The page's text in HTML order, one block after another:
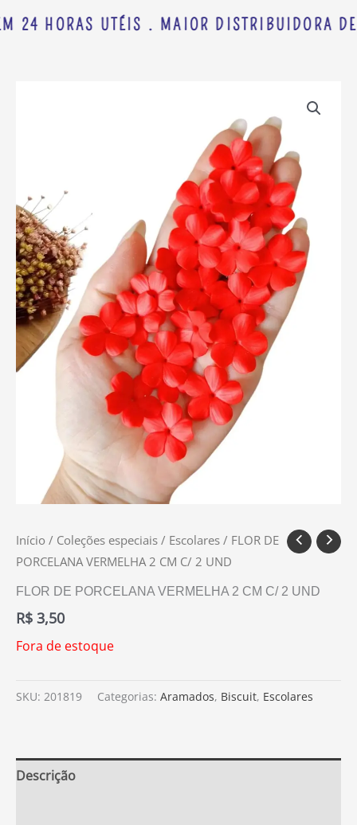
24 HORAS UTÉIS . MAIOR DISTRIBUIDORA
Início / Coleções especiais / Escolares / FLOR DE
PORCELANA VERMELHA 2 CM C/ 2 UND
FLOR DE PORCELANA VERMELHA 2 CM C/ 2 UND
R$ 3,50
Fora de estoque
SKU: 201819 Categorias: Aramados, Biscuit, Escolares
Descrição